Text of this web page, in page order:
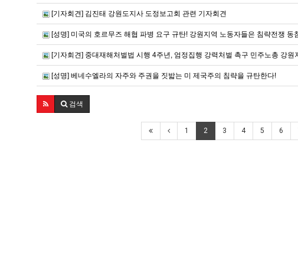
[기자회견] 김진태 강원도지사 도정보고회 관련 기자회견
[성명] 미국의 호르무즈 해협 파병 요구 규탄! 강원지역 노동자들은 침략전쟁 동
[기자회견] 중대재해처벌법 시행 4주년, 엄정집행 강력처벌 촉구 민주노총 강원
[성명] 베네수엘라의 자주와 주권을 짓밟는 미 제국주의 침략을 규탄한다!
검색
1 2 3 4 5 6